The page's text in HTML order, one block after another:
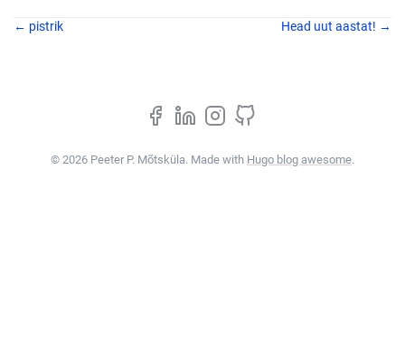
← pistrik Head uut aastat! →
© 2026 Peeter P. Mõtsküla. Made with Hugo blog awesome.